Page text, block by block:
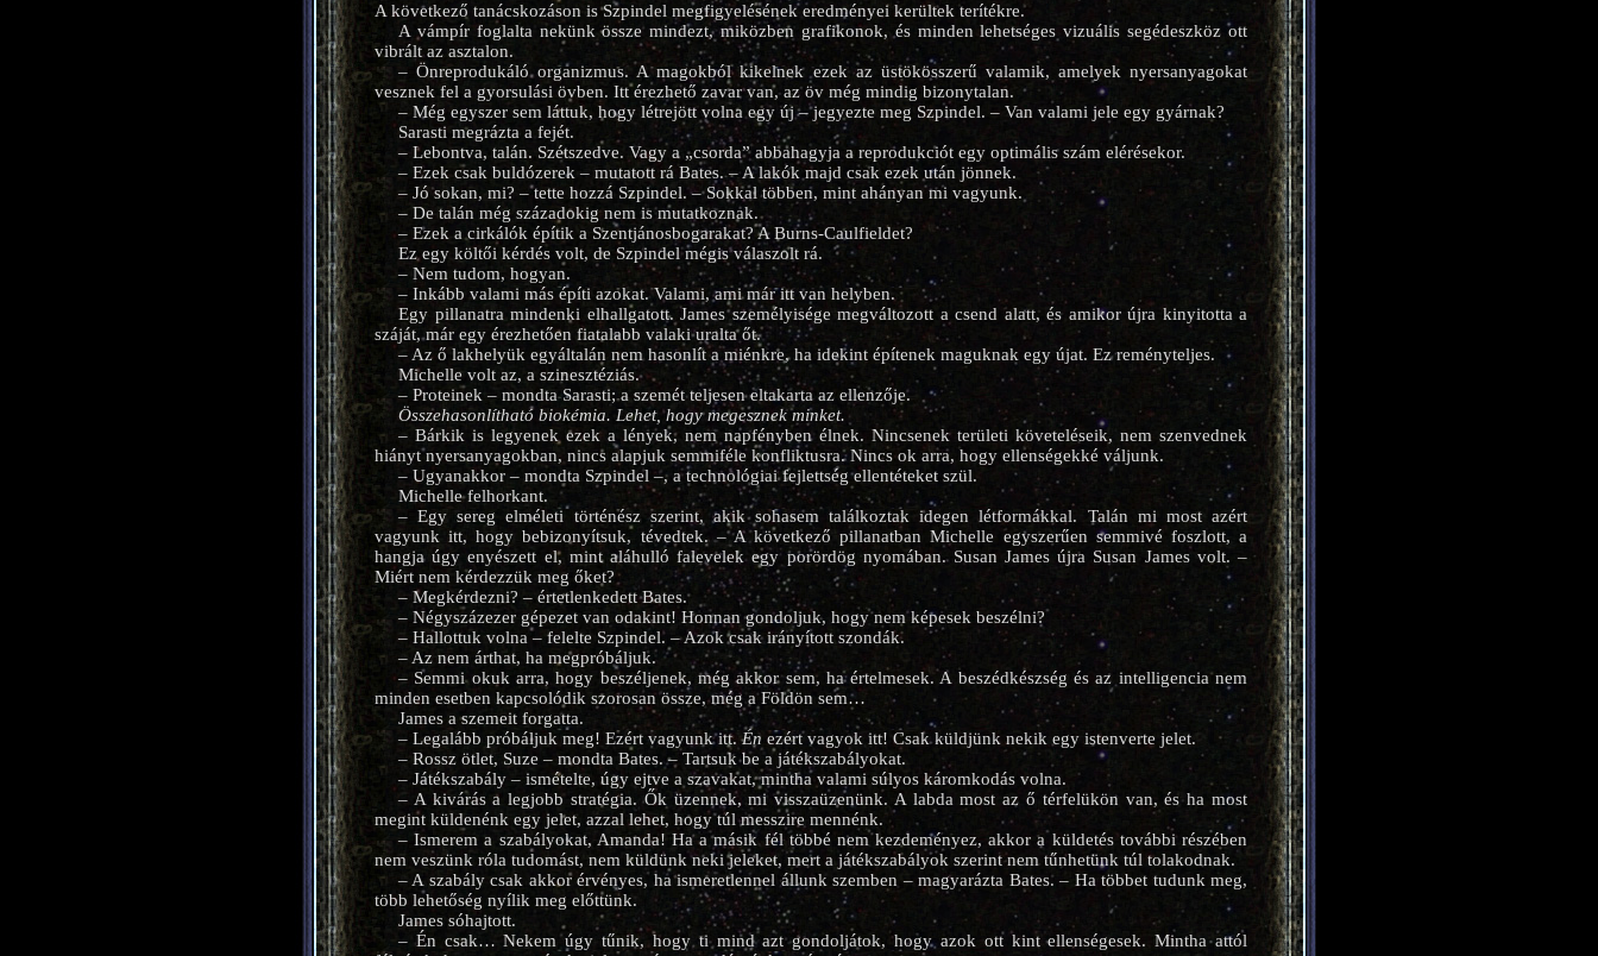
A következő tanácskozáson is Szpindel megfigyelésének eredményei kerültek terítékre.
A vámpír foglalta nekünk össze mindezt, miközben grafikonok, és minden lehetséges vizuális segédeszköz ott
vibrált az asztalon.
– Önreprodukáló organizmus. A magokból kikelnek ezek az üstökösszerű valamik, amelyek nyersanyagokat
vesznek fel a gyorsulási övben. Itt érezhető zavar van, az öv még mindig bizonytalan.
– Még egyszer sem láttuk, hogy létrejött volna egy új – jegyezte meg Szpindel. – Van valami jele egy gyárnak?
Sarasti megrázta a fejét.
– Lebontva, talán. Szétszedve. Vagy a „csorda” abbahagyja a reprodukciót egy optimális szám elérésekor.
– Ezek csak buldózerek – mutatott rá Bates. – A lakók majd csak ezek után jönnek.
– Jó sokan, mi? – tette hozzá Szpindel. – Sokkal többen, mint ahányan mi vagyunk.
– De talán még századokig nem is mutatkoznak.
– Ezek a cirkálók építik a Szentjánosbogarakat? A Burns-Caulfieldet?
Ez egy költői kérdés volt, de Szpindel mégis válaszolt rá.
– Nem tudom, hogyan.
– Inkább valami más építi azokat. Valami, ami már itt van helyben.
Egy pillanatra mindenki elhallgatott. James személyisége megváltozott a csend alatt, és amikor újra kinyitotta a
száját, már egy érezhetően fiatalabb valaki uralta őt.
– Az ő lakhelyük egyáltalán nem hasonlít a miénkre, ha idekint építenek maguknak egy újat. Ez reményteljes.
Michelle volt az, a szinesztéziás.
– Proteinek – mondta Sarasti; a szemét teljesen eltakarta az ellenzője.
Összehasonlítható biokémia. Lehet, hogy megesznek minket.
– Bárkik is legyenek ezek a lények, nem napfényben élnek. Nincsenek területi követeléseik, nem szenvednek
hiányt nyersanyagokban, nincs alapjuk semmiféle konfliktusra. Nincs ok arra, hogy ellenségekké váljunk.
– Ugyanakkor – mondta Szpindel –, a technológiai fejlettség ellentéteket szül.
Michelle felhorkant.
– Egy sereg elméleti történész szerint, akik sohasem találkoztak idegen létformákkal. Talán mi most azért
vagyunk itt, hogy bebizonyítsuk, tévedtek. – A következő pillanatban Michelle egyszerűen semmivé foszlott, a
hangja úgy enyészett el, mint aláhulló falevelek egy porördög nyomában. Susan James újra Susan James volt. –
Miért nem kérdezzük meg őket?
– Megkérdezni? – értetlenkedett Bates.
– Négyszázezer gépezet van odakint! Honnan gondoljuk, hogy nem képesek beszélni?
– Hallottuk volna – felelte Szpindel. – Azok csak irányított szondák.
– Az nem árthat, ha megpróbáljuk.
– Semmi okuk arra, hogy beszéljenek, még akkor sem, ha értelmesek. A beszédkészség és az intelligencia nem
minden esetben kapcsolódik szorosan össze, még a Földön sem…
James a szemeit forgatta.
– Legalább próbáljuk meg! Ezért vagyunk itt.Én ezért vagyok itt! Csak küldjünk nekik egy istenverte jelet.
– Rossz ötlet, Suze – mondta Bates. – Tartsuk be a játékszabályokat.
– Játékszabály – ismételte, úgy ejtve a szavakat, mintha valami súlyos káromkodás volna.
– A kivárás a legjobb stratégia. Ők üzennek, mi visszaüzenünk. A labda most az ő térfelükön van, és ha most
megint küldenénk egy jelet, azzal lehet, hogy túl messzire mennénk.
– Ismerem a szabályokat, Amanda! Ha a másik fél többé nem kezdeményez, akkor a küldetés további részében
nem veszünk róla tudomást, nem küldünk neki jeleket, mert a játékszabályok szerint nem tűnhetünk túl tolakodnak.
– A szabály csak akkor érvényes, ha ismeretlennel állunk szemben – magyarázta Bates. – Ha többet tudunk meg,
több lehetőség nyílik meg előttünk.
James sóhajtott.
– Én csak… Nekem úgy tűnik, hogy ti mind azt gondoljátok, hogy azok ott kint ellenségesek. Mintha attól